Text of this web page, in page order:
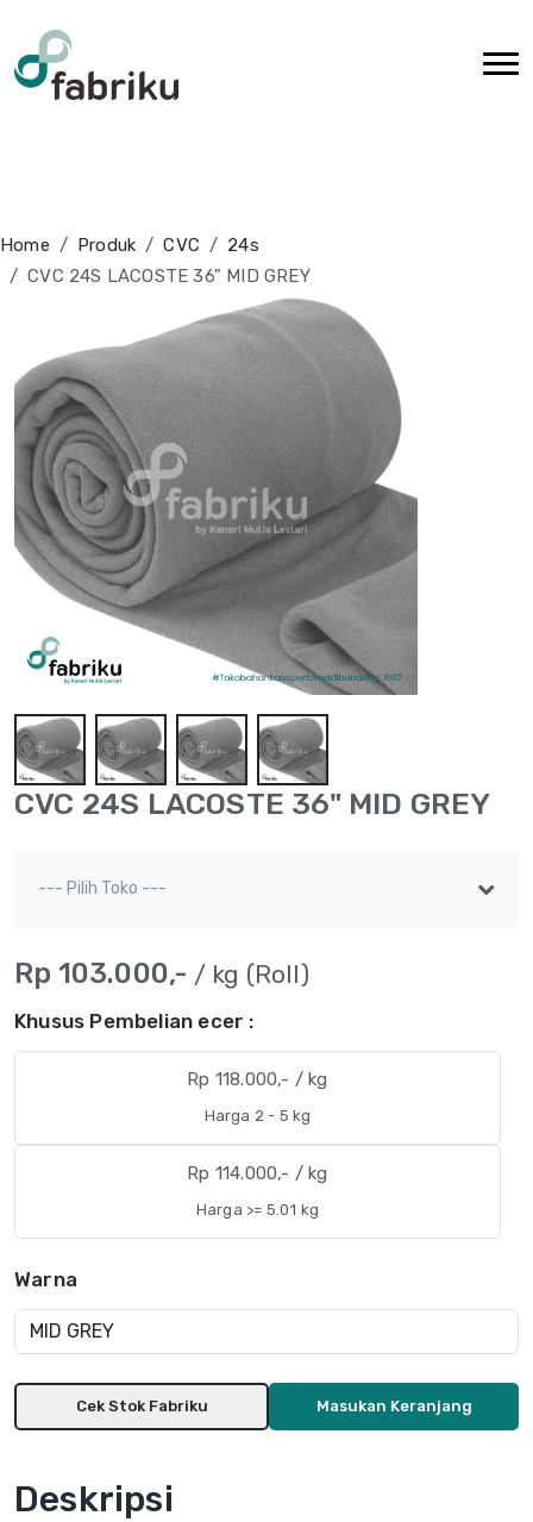
Home Produk CVC
24s
CVC 24S LACOSTE 36" MID GREY
CVC 24S LACOSTE 36" MID GREY
Rp 103.000,- / kg (Roll)
Khusus Pembelian ecer :
Rp 118.000,- / kg
Harga 2 - 5 kg
Rp 114.000,- / kg
Harga >= 5.01 kg
Warna
Cek Stok Fabriku Masukan Keranjang
Deskripsi